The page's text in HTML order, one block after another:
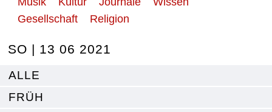
Gesellschaft
Religion
SO | 13 06 2021
ALLE
FRÜH